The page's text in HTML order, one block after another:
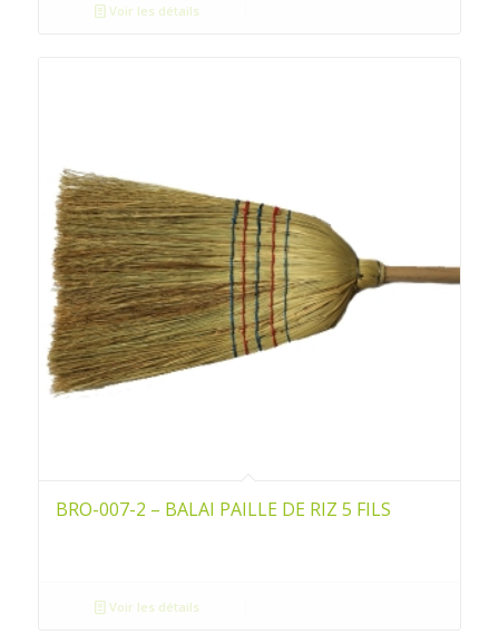
Voir les détails
BRO-007-2 – BALAI PAILLE DE RIZ 5 FILS
Voir les détails